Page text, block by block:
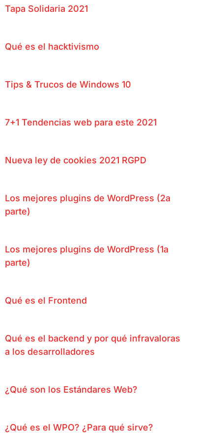
Tapa Solidaria 2021
Qué es el hacktivismo
Tips & Trucos de Windows 10
7+1 Tendencias web para este 2021
Nueva ley de cookies 2021 RGPD
Los mejores plugins de WordPress (2a
parte)
Los mejores plugins de WordPress (1a
parte)
Qué es el Frontend
Qué es el backend y por qué infravaloras
a los desarrolladores
¿Qué son los Estándares Web?
¿Qué es el WPO? ¿Para qué sirve?